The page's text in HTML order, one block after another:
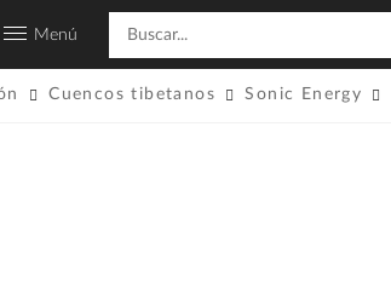
Menú
Cuencos tibetanos Sonic Energy